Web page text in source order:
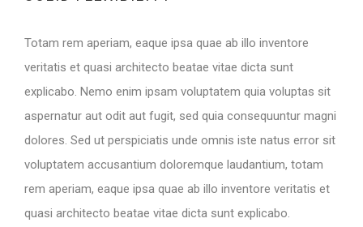
Totam rem aperiam, eaque ipsa quae ab illo inventore
veritatis et quasi architecto beatae vitae dicta sunt
explicabo. Nemo enim ipsam voluptatem quia voluptas sit
aspernatur aut odit aut fugit, sed quia consequuntur magni
dolores. Sed ut perspiciatis unde omnis iste natus error sit
voluptatem accusantium doloremque laudantium, totam
rem aperiam, eaque ipsa quae ab illo inventore veritatis et
quasi architecto beatae vitae dicta sunt explicabo.